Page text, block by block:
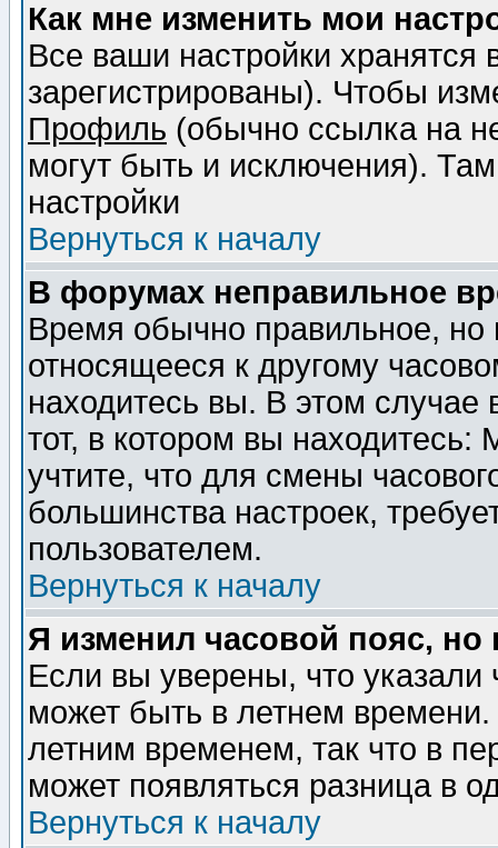
Как мне изменить мои
Все ваши настройки
зарегистрированы). Чтобы
Профиль (обычно ссылка на
могут быть и исключения).
настройки
Вернуться к началу
В форумах неправильное
Время обычно правильное,
относящееся к другому
находитесь вы. В этом
тот, в котором вы
учтите, что для смены
большинства настроек,
пользователем.
Вернуться к началу
Я изменил часовой пояс,
Если вы уверены, что указали
может быть в летнем
летним временем, так что в
может появляться разница в
Вернуться к началу